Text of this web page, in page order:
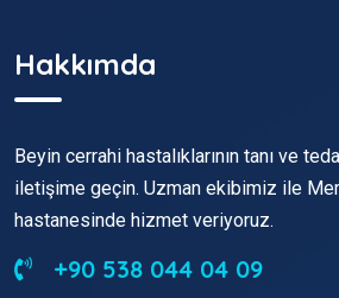
Hakkımda
Beyin cerrahi hastalıklarının tanı ve
iletişime geçin. Uzman ekibimiz ile
hastanesinde hizmet veriyoruz.
+90 538 044 04 09